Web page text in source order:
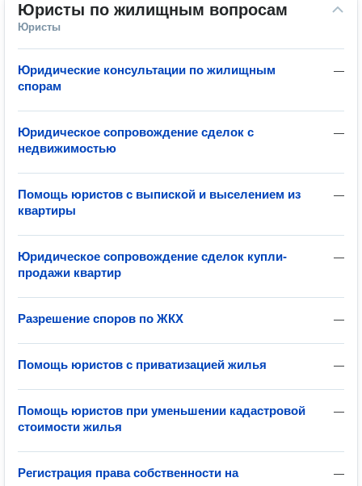
Юристы по жилищным вопросам
Юристы
—
Юридические консультации по жилищным
спорам
—
Юридическое сопровождение сделок с
недвижимостью
—
Помощь юристов с выпиской и выселением из
квартиры
—
Юридическое сопровождение сделок купли-
продажи квартир
—
Разрешение споров по ЖКХ
—
Помощь юристов с приватизацией жилья
—
Помощь юристов при уменьшении кадастровой
стоимости жилья
—
Регистрация права собственности на